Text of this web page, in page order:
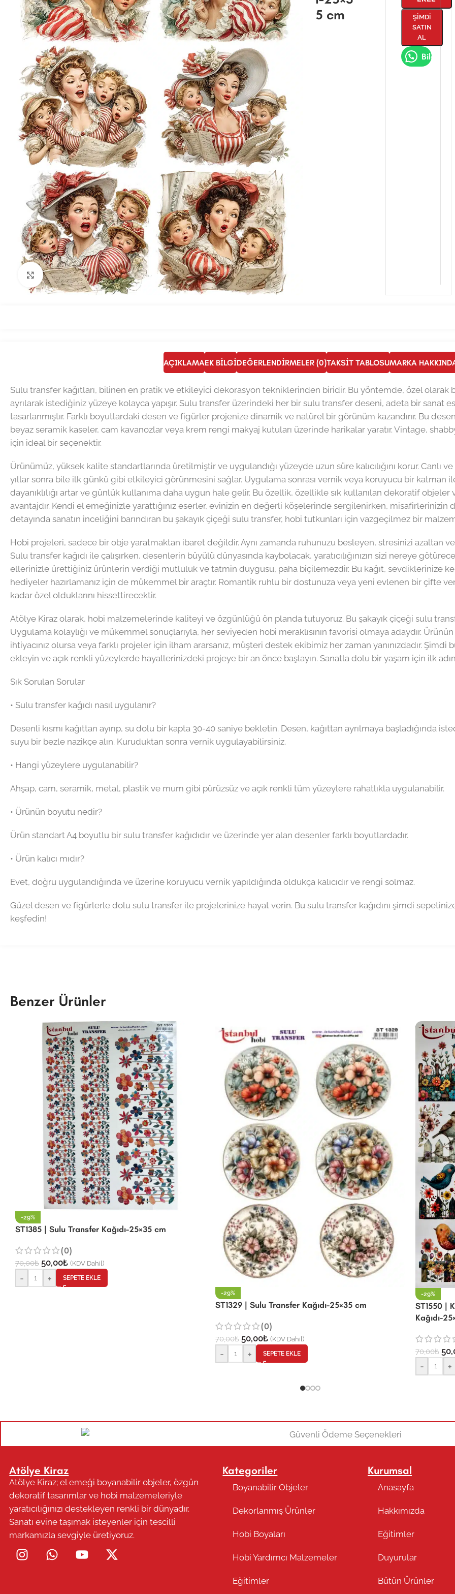
Büyütmek için tıklayın
5 cm
ŞIMDI
SATIN
AL
Bilgi Al
AÇIKLAMAEK BILGIDEĞERLENDIRMELER (0)TAKSIT TABLOSUMARKA
Sulu transfer kağıtları, bilinen en pratik ve etkileyici dekorasyon tekniklerinden biridir. Bu yöntemde, özel olarak
ayrılarak istediğiniz yüzeye kolayca yapışır. Sulu transfer üzerindeki her bir sulu transfer deseni, adeta bir
tasarlanmıştır. Farklı boyutlardaki desen ve figürler projenize dinamik ve natürel bir görünüm kazandırır. Bu
beyaz seramik kaseler, cam kavanozlar veya krem rengi makyaj kutuları üzerinde harikalar yaratır. Vintage,
için ideal bir seçenektir.
Ürünümüz, yüksek kalite standartlarında üretilmiştir ve uygulandığı yüzeyde uzun süre kalıcılığını korur. Canlı
yıllar sonra bile ilk günkü gibi etkileyici görünmesini sağlar. Uygulama sonrası vernik veya koruyucu bir
dayanıklılığı artar ve günlük kullanıma daha uygun hale gelir. Bu özellik, özellikle sık kullanılan dekoratif objeler
avantajdır. Kendi el emeğinizle yarattığınız eserler, evinizin en değerli köşelerinde sergilenirken, misafirlerinizin
detayında sanatın inceliğini barındıran bu şakayık çiçeği sulu transfer, hobi tutkunları için vazgeçilmez bir
Hobi projeleri, sadece bir obje yaratmaktan ibaret değildir. Aynı zamanda ruhunuzu besleyen, stresinizi azaltan
Sulu transfer kağıdı ile çalışırken, desenlerin büyülü dünyasında kaybolacak, yaratıcılığınızın sizi nereye
ellerinizle ürettiğiniz ürünlerin verdiği mutluluk ve tatmin duygusu, paha biçilemezdir. Bu kağıt, sevdiklerinize
hediyeler hazırlamanız için de mükemmel bir araçtır. Romantik ruhlu bir dostunuza veya yeni evlenen bir çifte
kadar özel olduklarını hissettirecektir.
Atölye Kiraz olarak, hobi malzemelerinde kaliteyi ve özgünlüğü ön planda tutuyoruz. Bu şakayık çiçeği sulu
Uygulama kolaylığı ve mükemmel sonuçlarıyla, her seviyeden hobi meraklısının favorisi olmaya adaydır.
ihtiyacınız olursa veya farklı projeler için ilham ararsanız, müşteri destek ekibimiz her zaman yanınızdadır. Şimdi
ekleyin ve açık renkli yüzeylerde hayallerinizdeki projeye bir an önce başlayın. Sanatla dolu bir yaşam için ilk
Sık Sorulan Sorular
• Sulu transfer kağıdı nasıl uygulanır?
Desenli kısmı kağıttan ayırıp, su dolu bir kapta 30-40 saniye bekletin. Desen, kağıttan ayrılmaya başladığında
suyu bir bezle nazikçe alın. Kuruduktan sonra vernik uygulayabilirsiniz.
• Hangi yüzeylere uygulanabilir?
Ahşap, cam, seramik, metal, plastik ve mum gibi pürüzsüz ve açık renkli tüm yüzeylere rahatlıkla uygulanabilir.
• Ürünün boyutu nedir?
Ürün standart A4 boyutlu bir sulu transfer kağıdıdır ve üzerinde yer alan desenler farklı boyutlardadır.
• Ürün kalıcı mıdır?
Evet, doğru uygulandığında ve üzerine koruyucu vernik yapıldığında oldukça kalıcıdır ve rengi solmaz.
Güzel desen ve figürlerle dolu sulu transfer ile projelerinize hayat verin. Bu sulu transfer kağıdını şimdi sepetinize
keşfedin!
Benzer Ürünler
-29%
ST1385 | Sulu Transfer Kağıdı-25×35 cm
(0)
70,00₺ 50,00₺ (KDV Dahil)
- + SEPETE EKLE
-29%
ST1329 | Sulu Transfer Kağıdı-25×35 cm
(0)
70,00₺ 50,00₺ (KDV Dahil)
- + SEPETE EKLE
-29%
ST1550 |
Kağıdı-
70,00₺
- +
Atölye Kiraz
Atölye Kiraz; el emeği boyanabilir objeler, özgün
dekoratif tasarımlar ve hobi malzemeleriyle
yaratıcılığınızı destekleyen renkli bir dünyadır.
Sanatı evine taşımak isteyenler için tescilli
markamızla sevgiyle üretiyoruz.
Kategoriler
Boyanabilir Objeler
Dekorlanmış Ürünler
Hobi Boyaları
Hobi Yardımcı Malzemeler
Eğitimler
Kurumsal
Anasayfa
Hakkımızda
Eğitimler
Duyurular
Bütün Ürünler